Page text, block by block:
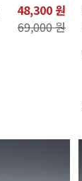
48,300 원
69,000 원